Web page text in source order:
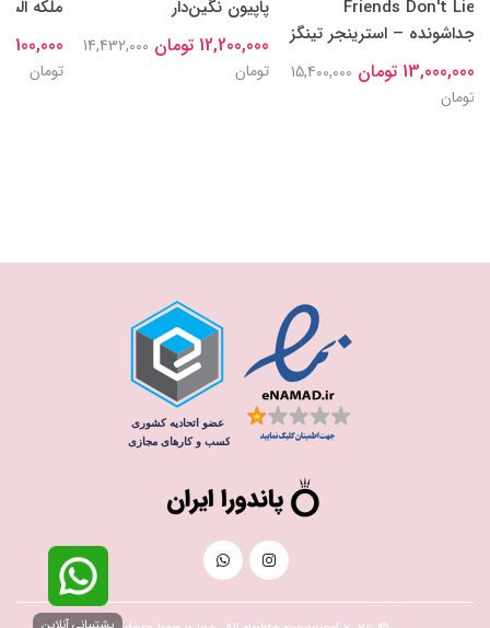
Friends Don't Lie
جداشونده – استرینجر تینگز
13,000,000 تومان
15,400,000
تومان
پاپیون نگین‌دار
12,200,000 تومان
14,432,000
تومان
ملکه
15,100,000
تومان